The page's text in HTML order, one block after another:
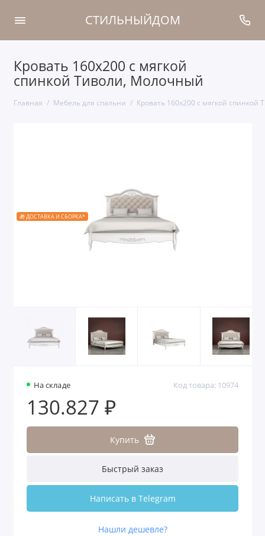
СТИЛЬНЫЙДОМ
Кровать 160x200 с мягкой
спинкой Тиволи, Молочный
Главная Мебель для спальни Кровать 160x200 с мягкой
🎁 ДОСТАВКА И СБОРКА*
На складе Код товара: 10974
130.827 ₽
Купить
Быстрый заказ
Написать в Telegram
Нашли дешевле?